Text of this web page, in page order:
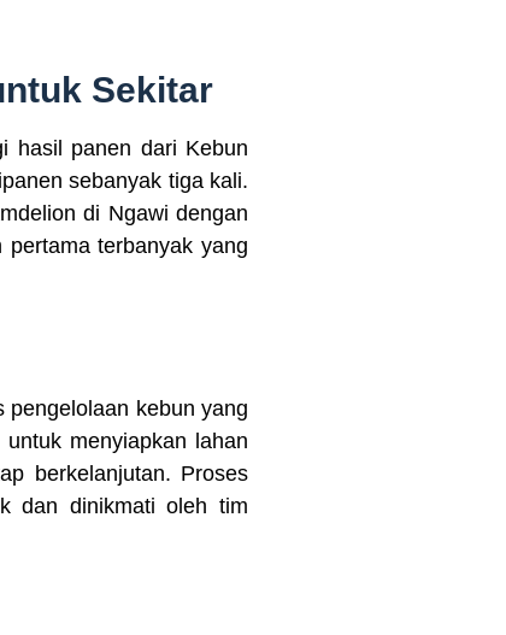
Sekitar
hasil panen dari Kebun
sebanyak tiga kali.
di Ngawi dengan
terbanyak yang
pengelolaan kebun yang
menyiapkan lahan
berkelanjutan. Proses
dan dinikmati oleh tim